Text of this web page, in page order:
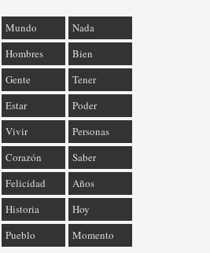
Mundo
Nada
Hombres
Bien
Gente
Tener
Estar
Poder
Vivir
Personas
Corazón
Saber
Felicidad
Años
Historia
Hoy
Pueblo Momento